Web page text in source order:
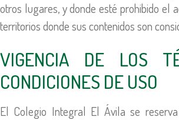
otros lugares, y donde esté prohibido el
territorios donde sus contenidos son
VIGENCIA DE LOS
CONDICIONES DE USO
El Colegio Integral El Ávila se